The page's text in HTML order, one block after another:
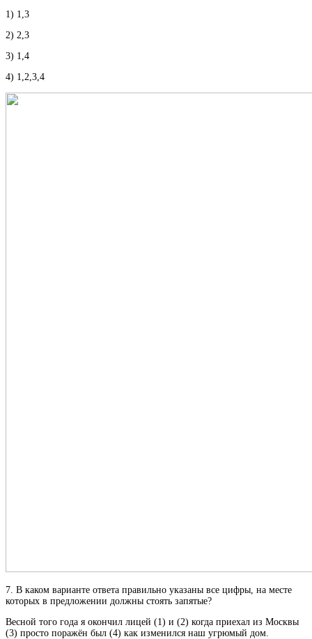
1) 1,3
2) 2,3
3) 1,4
4) 1,2,3,4
7. В каком варианте ответа правильно указаны все цифры, на месте
которых в предложении должны стоять запятые?
Весной того года я окончил лицей (1) и (2) когда приехал из Москвы
(3) просто поражён был (4) как изменился наш угрюмый дом.